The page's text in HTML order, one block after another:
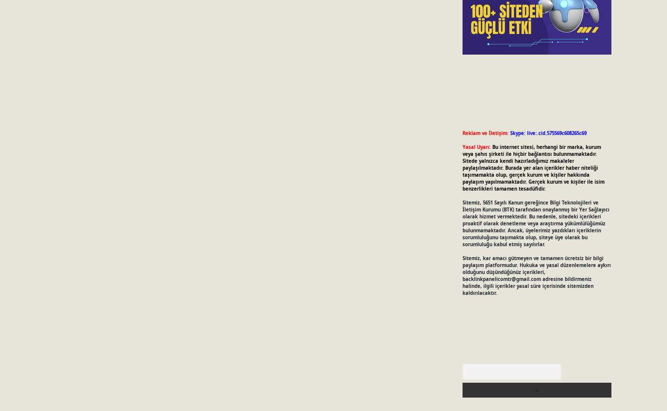
Reklam ve İletişim: Skype: live:.cid.575569c608265c69
Yasal Uyarı: Bu internet sitesi, herhangi bir marka, kurum
veya şahıs şirketi ile hiçbir bağlantısı bulunmamaktadır.
Sitede yalnızca kendi hazırladığımız makaleler
paylaşılmaktadır. Burada yer alan içerikler haber niteliği
taşımamakta olup, gerçek kurum ve kişiler hakkında
paylaşım yapılmamaktadır. Gerçek kurum ve kişiler ile isim
benzerlikleri tamamen tesadüfidir.
Sitemiz, 5651 Sayılı Kanun gereğince Bilgi Teknolojileri ve
İletişim Kurumu (BTK) tarafından onaylanmış bir Yer Sağlayıcı
olarak hizmet vermektedir. Bu nedenle, sitedeki içerikleri
proaktif olarak denetleme veya araştırma yükümlülüğümüz
bulunmamaktadır. Ancak, üyelerimiz yazdıkları içeriklerin
sorumluluğunu taşımakta olup, siteye üye olarak bu
sorumluluğu kabul etmiş sayılırlar.
Sitemiz, kar amacı gütmeyen ve tamamen ücretsiz bir bilgi
paylaşım platformudur. Hukuka ve yasal düzenlemelere aykırı
olduğunu düşündüğünüz içerikleri,
backlinkpanelicomtr@gmail.comadresine bildirmeniz
halinde, ilgili içerikler yasal süre içerisinde sitemizden
kaldırılacaktır.